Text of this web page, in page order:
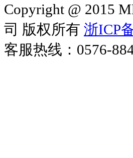
Copyright @ 2015
司 版权所有 浙ICP
客服热线：0576-